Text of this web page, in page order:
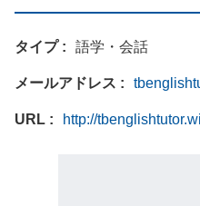
タイプ 語学・会話
メールアドレス
URL http://